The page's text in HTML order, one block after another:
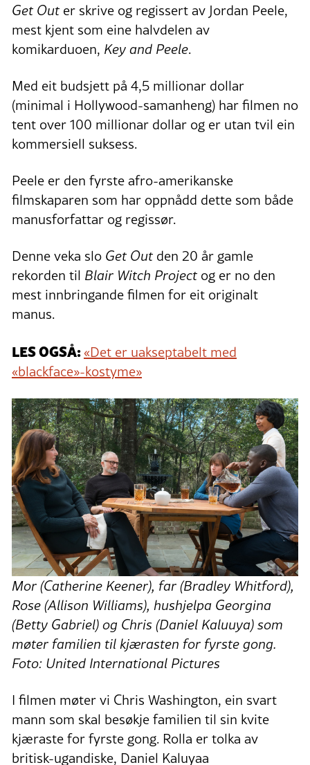
Get Out er skrive og regissert av Jordan Peele,
mest kjent som eine halvdelen av
komikarduoen, Key and Peele.
Med eit budsjett på 4,5 millionar dollar
(minimal i Hollywood-samanheng) har filmen no
tent over 100 millionar dollar og er utan tvil ein
kommersiell suksess.
Peele er den fyrste afro-amerikanske
filmskaparen som har oppnådd dette som både
manusforfattar og regissør.
Denne veka slo Get Out den 20 år gamle
rekorden til Blair Witch Project og er no den
mest innbringande filmen for eit originalt
manus.
LES OGSÅ:«Det er uakseptabelt med
«blackface»-kostyme»
Mor (Catherine Keener), far (Bradley Whitford),
Rose (Allison Williams), hushjelpa Georgina
(Betty Gabriel) og Chris (Daniel Kaluuya) som
møter familien til kjærasten for fyrste gong.
Foto: United International Pictures
I filmen møter vi Chris Washington, ein svart
mann som skal besøkje familien til sin kvite
kjæraste for fyrste gong. Rolla er tolka av
britisk-ugandiske, Daniel Kaluyaa